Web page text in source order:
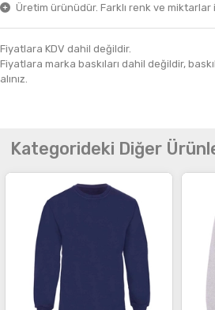
Üretim ürünüdür. Farklı renk ve miktarlar
Fiyatlara KDV dahil değildir.
Fiyatlara marka baskıları dahil değildir,
alınız.
Kategorideki Diğer